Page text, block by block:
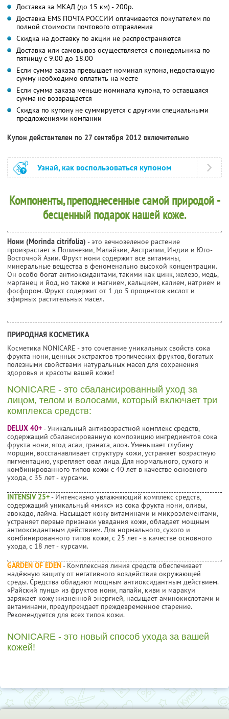
Доставка за МКАД (до 15 км) - 200р.
Доставка EMS ПОЧТА РОССИИ оплачивается покупателем по
полной стоимости почтового отправления
Скидка на доставку по акции не распространяются
Доставка или самовывоз осуществляется с понедельника по
пятницу с 9.00 до 18.00
Если сумма заказа превышает номинал купона, недостающую
сумму необходимо оплатить на месте
Если сумма заказа меньше номинала купона, то оставшаяся
сумма не возвращается
Скидка по купону не суммируется с другими специальными
предложениями компании
Купон действителен по 27 сентября 2012 включительно
Узнай, как воспользоваться купоном
Компоненты, преподнесенные самой природой -
бесценный подарок нашей коже.
Нони (Morinda citrifolia) - это вечнозеленое растение
произрастает в Полинезии, Малайзии, Австралии, Индии и Юго-
Восточной Азии. Фрукт нони содержит все витамины,
минеральные вещества в феноменально высокой концентрации.
Он особо богат антиоксидантами, такими как цинк, железо, медь,
марганец и йод, но также и магнием, кальцием, калием, натрием и
фосфором. Фрукт содержит от 1 до 5 процентов кислот и
эфирных растительных масел.
ПРИРОДНАЯ КОСМЕТИКА
Косметика NONICARE - это сочетание уникальных свойств сока
фрукта нони, ценных экстрактов тропических фруктов, богатых
полезными свойствами натуральных масел для сохранения
здоровья и красоты вашей кожи!
NONICARE - это сбалансированный уход за
лицом, телом и волосами, который включает три
комплекса средств:
DELUX 40+- Уникальный антивозрастной комплекс средств,
содержащий сбалансированную композицию ингредиентов сока
фрукта нони, ягод асаи, граната, алоэ. Уменьшает глубину
морщин, восстанавливает структуру кожи, устраняет возрастную
пигментацию, укрепляет овал лица. Для нормального, сухого и
комбинированного типов кожи с 40 лет в качестве основного
ухода, с 35 лет - курсами.
INTENSIV 25+- Интенсивно увлажняющий комплекс средств,
содержащий уникальный «микс» из сока фрукта нони, оливы,
авокадо, лайма. Насыщает кожу витаминами и микроэлементами,
устраняет первые признаки увядания кожи, обладает мощным
антиоксидантным действием. Для нормального, сухого и
комбинированного типов кожи, с 25 лет - в качестве основного
ухода, с 18 лет - курсами.
GARDEN OF EDEN- Комплексная линия средств обеспечивает
надёжную защиту от негативного воздействия окружающей
среды. Средства обладают мощным антиоксидантным действием.
«Райский пунш» из фруктов нони, папайи, киви и маракуи
заряжает кожу жизненной энергией, насыщает аминокислотами и
витаминами, предупреждает преждевременное старение.
Рекомендуется для всех типов кожи.
NONICARE - это новый способ ухода за вашей
кожей!